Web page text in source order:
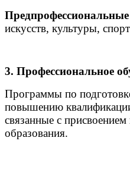
искусств, культуры,
3. Профессиональное
Программы по
повышению
связанные с
образования.